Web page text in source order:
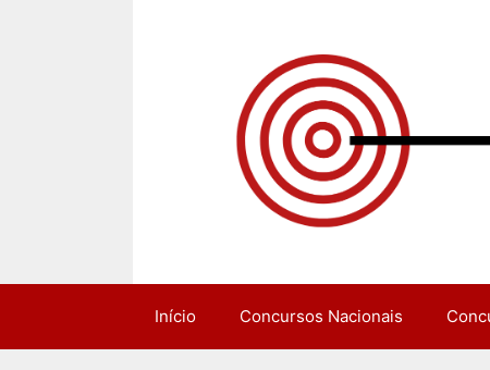
Início Concursos Nacionais